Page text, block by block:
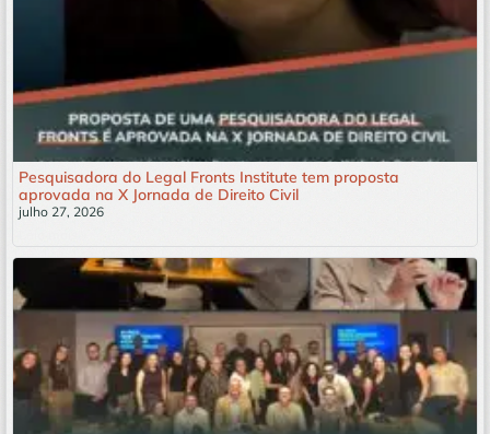
Pesquisadora do Legal Fronts Institute tem proposta
aprovada na X Jornada de Direito Civil
julho 27, 2026